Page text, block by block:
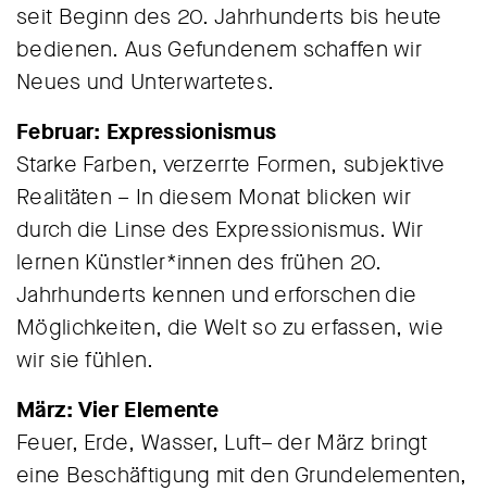
seit Beginn des 20. Jahrhunderts bis heute
bedienen. Aus Gefundenem schaffen wir
Neues und Unterwartetes.
Februar: Expressionismus
Starke Farben, verzerrte Formen, subjektive
Realitäten – In diesem Monat blicken wir
durch die Linse des Expressionismus. Wir
lernen Künstler*innen des frühen 20.
Jahrhunderts kennen und erforschen die
Möglichkeiten, die Welt so zu erfassen, wie
wir sie fühlen.
März: Vier Elemente
Feuer, Erde, Wasser, Luft– der März bringt
eine Beschäftigung mit den Grundelementen,